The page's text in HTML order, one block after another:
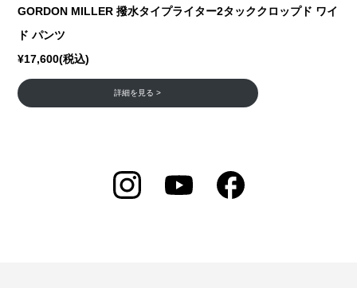
GORDON MILLER 撥水タイプライター2タッククロップド ワイ
ド パンツ
¥17,600(税込)
詳細を見る >